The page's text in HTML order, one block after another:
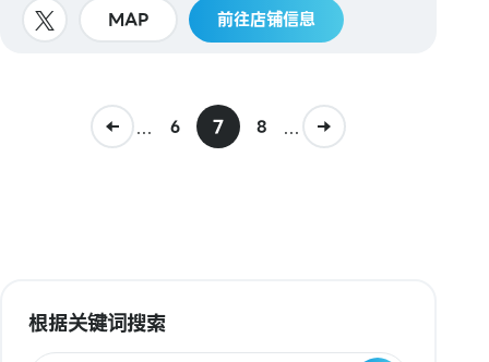
MAP 前往店铺信息
... 6 7 8 ...
根据关键词搜索